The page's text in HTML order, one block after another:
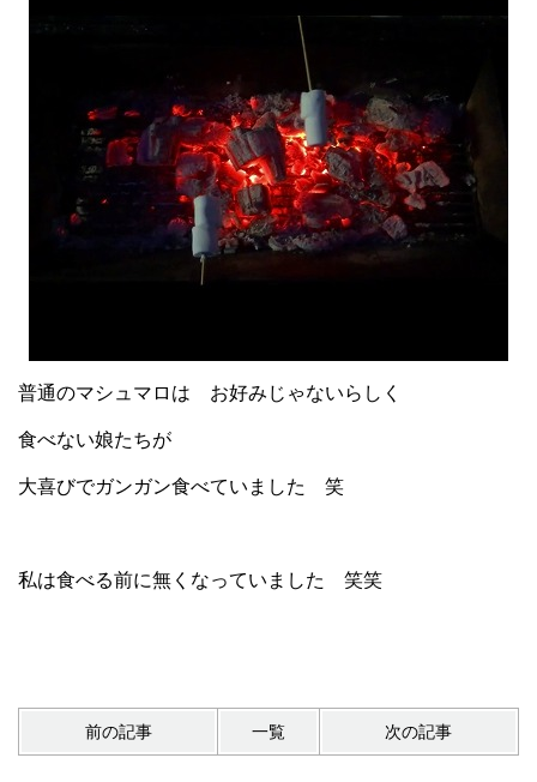
普通のマシュマロは お好みじゃないらしく
食べない娘たちが
大喜びでガンガン食べていました 笑
私は食べる前に無くなっていました 笑笑
前の記事 一覧 次の記事